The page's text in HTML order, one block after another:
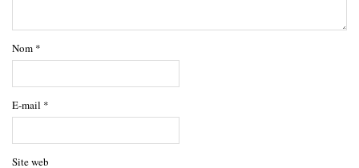
Nom *
E-mail *
Site web